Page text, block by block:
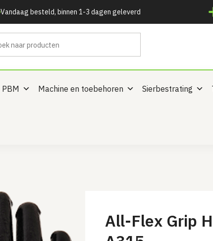
Vandaag besteld, binnen 1-3 dagen geleverd
PBM Machine en toebehoren Sierbestrating
All-Flex Grip